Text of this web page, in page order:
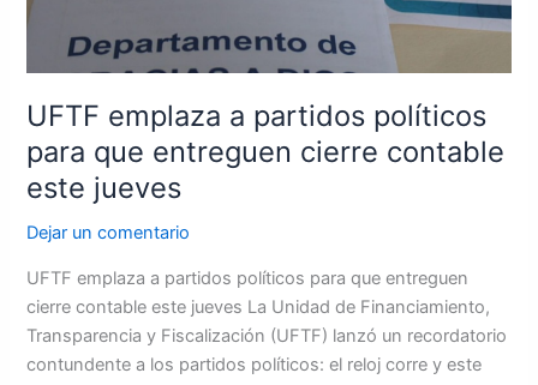
UFTF emplaza a partidos políticos
para que entreguen cierre contable
este jueves
Dejar un comentario
UFTF emplaza a partidos políticos para que entreguen
cierre contable este jueves La Unidad de Financiamiento,
Transparencia y Fiscalización (UFTF) lanzó un recordatorio
contundente a los partidos políticos: el reloj corre y este
contable
jueves